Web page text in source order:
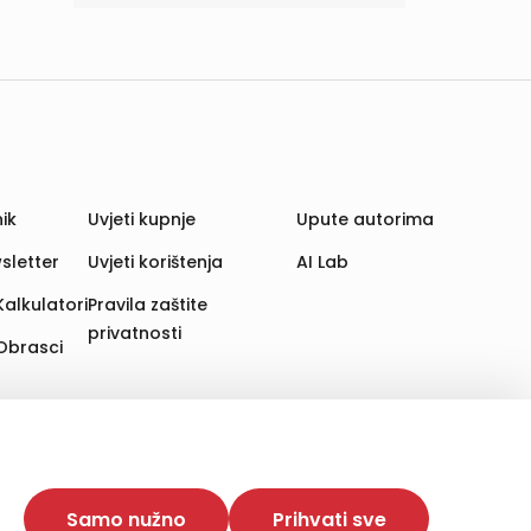
Time poboljšavamo korisničko iskustvo,
web stranica i uređaja u tu svrhu. Naši partneri
Samo nužno Prihvati sve
Uvjeti kupnje
Uvjeti korištenja
Pravila zaštite
privatnosti
Upute autorima
AI Lab